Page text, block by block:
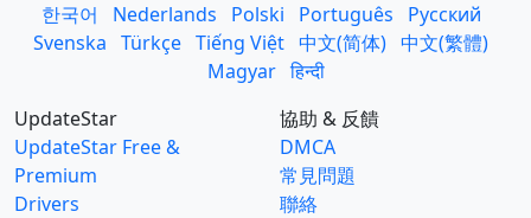
한국어
Nederlands Polski Português
Русский
Svenska Türkçe Tiếng Việt 中文(简体) 中文(繁體)
Magyar हिन्दी
UpdateStar
UpdateStar Free &
Premium
Drivers
協助 & 反饋
DMCA
常見問題
聯絡